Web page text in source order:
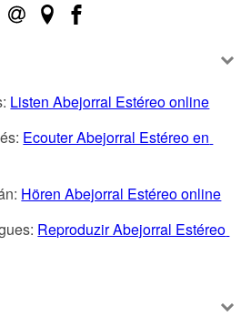
Listen Abejorral Estéreo online
Ecouter Abejorral Estéreo en
Hören Abejorral Estéreo online
Reproduzir Abejorral Estéreo